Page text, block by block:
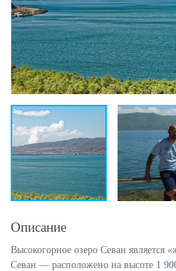
Описание
Высокогорное озеро Севан
Севан — расположено на высоте 1